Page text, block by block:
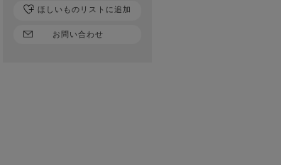
お問い合わせ
ほしいものリストに追加